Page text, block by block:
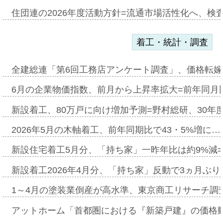
住団連の2026年度活動方針=流通市場活性化へ、検
着工・統計・調査
全建総連「第6回工務店アンケート調査」、価格転
6月の企業物価指数、前月から上昇率拡大=前年同
新設着工、80万戸に向け増加予測=野村総研、30年
2026年5月の木軸着工、前年同期比で43・5%増に…
新設住宅着工5月分、「持ち家」一昨年比は約9%
新設着工2026年4月分、「持ち家」反動で3ヵ月ぶ
1～4月の塗装業倒産が高水準、東京商工リサーチ
アットホーム「首都圏における『新築戸建』の価